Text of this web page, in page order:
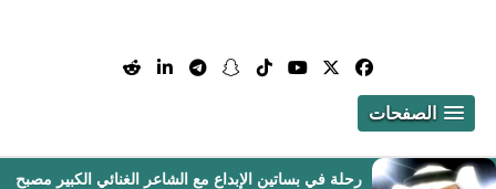
الصفحات
رحلة في بساتين الإبداع مع الشاعر الغنائي الكبير مصبح